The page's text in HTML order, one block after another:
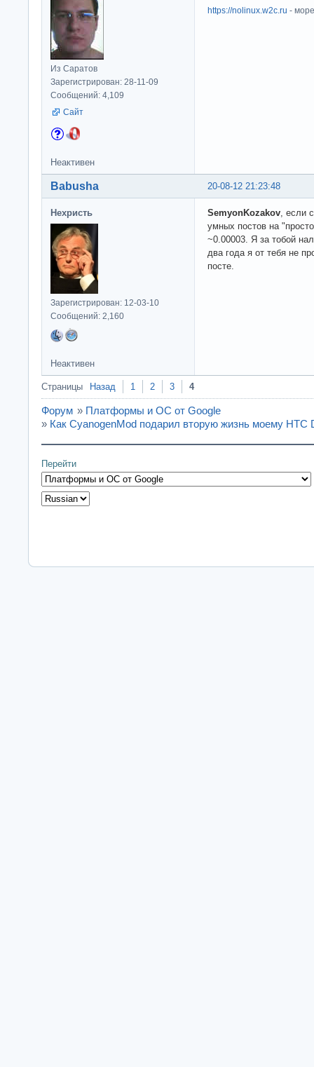
Из Саратов
Зарегистрирован: 28-11-09
Сообщений: 4,109
Сайт
https://nolinux.w2c.ru -
Неактивен
20-08-12 21:23:48
Babusha
Нехристь
Зарегистрирован: 12-03-10
Сообщений: 2,160
SemyonKozakov , если
умных постов на
~0.00003. Я за тобой
два года я от тебя не
посте.
Неактивен
Страницы Назад 1 2 3 4
Форум » Платформы и ОС от Google
» Как CyanogenMod подарил вторую жизнь моему HTC
Перейти